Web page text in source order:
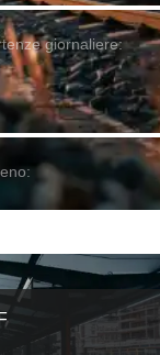
giornaliere: